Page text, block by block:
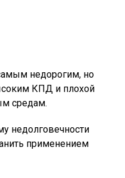
недорогим, но
КПД и плохой
средам.
недолговечности
применением